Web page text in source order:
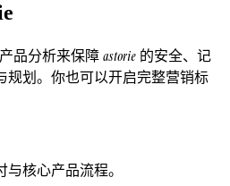
品分析来保障 astorie 的安全、记
规划。你也可以开启完整营销标
核心产品流程。